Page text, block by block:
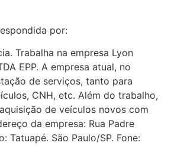
por:
Trabalha na empresa Lyon
EPP. A empresa atual, no
de serviços, tanto para
CNH, etc. Além do trabalho,
de veículos novos com
da empresa: Rua Padre
Tatuapé. São Paulo/SP. Fone: